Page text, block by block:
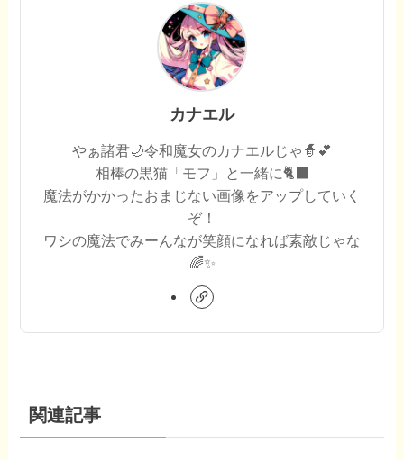
カナエル
やぁ諸君🌙令和魔女のカナエルじゃ🧙💕
相棒の黒猫「モフ」と一緒に🐈‍⬛
魔法がかかったおまじない画像をアップしていく
ぞ！
ワシの魔法でみーんなが笑顔になれば素敵じゃな
🌈✨
関連記事